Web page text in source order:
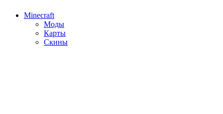
Minecraft
Моды
Карты
Скины